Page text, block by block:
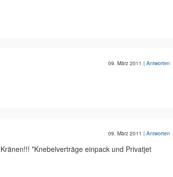
09. März 2011 | Antworten
09. März 2011 | Antworten
*Knebelverträge einpack und Privatjet